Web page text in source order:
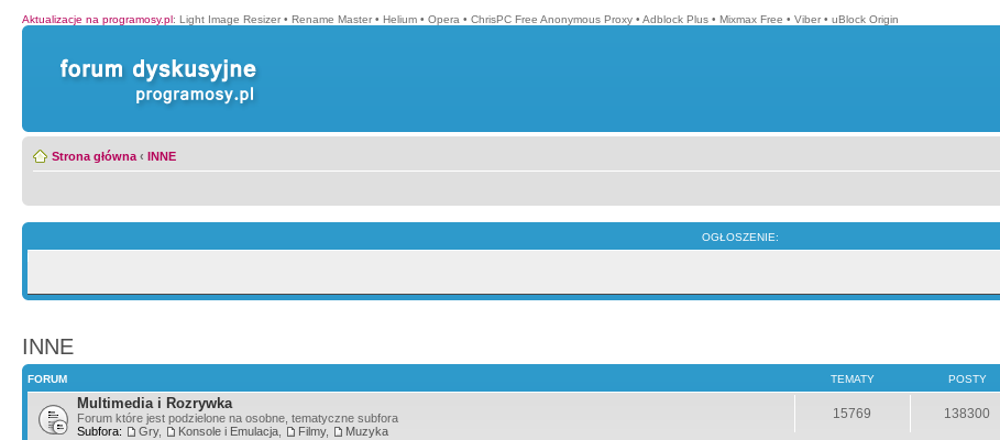
Aktualizacje na programosy.pl: Light Image Resizer • Rename Master • Helium • Opera • ChrisPC Free Anonymous Proxy • Adblock Plus • Mixmax Free • Viber • uBlock Origin
Strona główna ‹ INNE
OGŁOSZENIE:
INNE
FORUM TEMATY POSTY
Multimedia i Rozrywka
Forum które jest podzielone na osobne, tematyczne subfora
Subfora:
Gry, Konsole i Emulacja Filmy, Muzyka
15769 138300